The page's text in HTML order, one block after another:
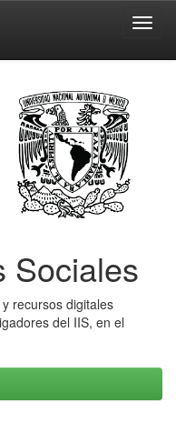
Sociales
recursos digitales
del IIS, en el